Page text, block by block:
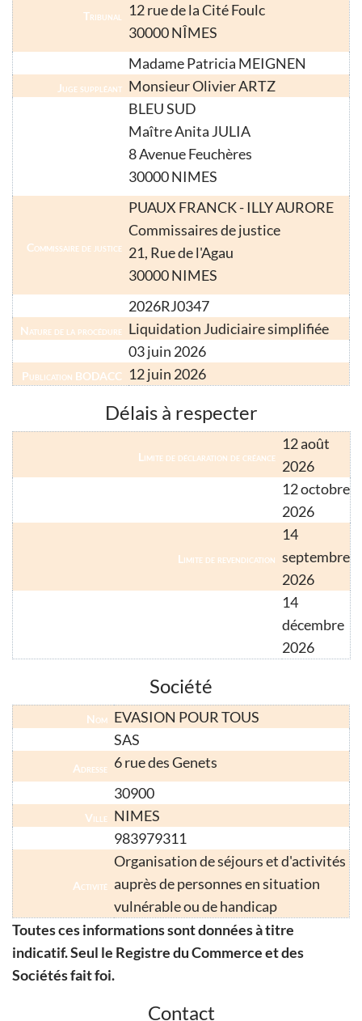
Tribunal
12 rue de la Cité Foulc
30000 NÎMES
Madame Patricia MEIGNEN
Juge suppléant Monsieur Olivier ARTZ
BLEU SUD
Maître Anita JULIA
8 Avenue Feuchères
30000 NIMES
Commissaire de justice
PUAUX FRANCK - ILLY AURORE
Commissaires de justice
21, Rue de l'Agau
30000 NIMES
2026RJ0347
Nature de la procédure Liquidation Judiciaire simplifiée
03 juin 2026
Publication BODACC 12 juin 2026
Délais à respecter
Limite de déclaration de créance
12 août
2026
12 octobre
2026
Limite de revendication
14
septembre
2026
14
décembre
2026
Société
Nom EVASION POUR TOUS
SAS
Adresse 6 rue des Genets
30900
Ville NIMES
983979311
Activité
Organisation de séjours et d'activités
auprès de personnes en situation
vulnérable ou de handicap
Toutes ces informations sont données à titre
indicatif. Seul le Registre du Commerce et des
Sociétés fait foi.
Contact